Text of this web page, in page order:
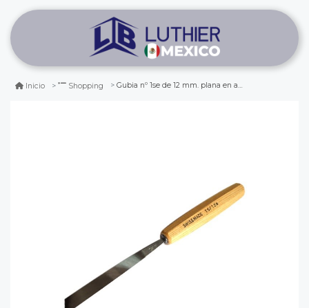
Inicio Shopping Gubia nº 1se de 12 mm. plana en angulo